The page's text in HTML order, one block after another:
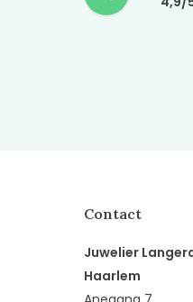
Contact
Juwelier
Haarlem